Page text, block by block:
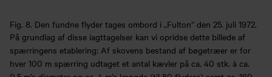
Fig. 8. Den fundne flyder tages ombord i „Fulton“ den 25. juli 1972.
På grundlag af disse iagttagelser kan vi opridse dette billede af
spærringens etablering: Af skovens bestand af bøgetræer er for
hver 100 m spærring udtaget et antal kævler på ca. 40 stk. à ca.